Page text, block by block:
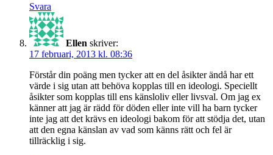
Svara
Ellen skriver:
17 februari, 2013 kl. 08:36
Förstår din poäng men tycker att en del åsikter ändå har ett
värde i sig utan att behöva kopplas till en ideologi. Speciellt
åsikter som kopplas till ens känsloliv eller livsval. Om jag ex
känner att jag är rädd för döden eller inte vill ha barn tycker
inte jag att det krävs en ideologi bakom för att stödja det, utan
att den egna känslan av vad som känns rätt och fel är
tillräcklig i sig.